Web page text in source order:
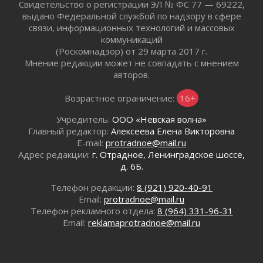
Пик топливного кризиса в Ленинградской
области прошёл
29 июля 2026
Ленобласть вошла в двадцатку лидеров по
освещению нацпроектов в СМИ
29 июля 2026
Легкоатлеты Ленинградской области вошли в
пятерку сильнейших на Первенстве России
Сотрудница почты в Кингисеппе
инсценировала пожар после кражи почти
полумиллиона рублей
29 июля 2026
штрафов на 17 миллионов рублей за сброс
29 июля 2026
Региональная сеть контейнерных площадок
Свидетельство о регистрации ЭЛ № ФС 77 — 69222,
выдано Федеральной службой по надзору в сфере
связи, информационных технологий и массовых
коммуникаций
(Роскомнадзор) от 29 марта 2017 г.
Мнение редакции может не совпадать с мнением
авторов.
Возрастное ограничение: 16+
Учредитель: ООО «Невская волна»
Главный редактор: Алексеева Елена Викторовна
E-mail: protradnoe@mail.ru
Адрес редакции: г. Отрадное, Ленинградское шоссе,
д. 6Б.
Телефон редакции: 8 (921) 920-40-91
Email: protradnoe@mail.ru
Телефон рекламного отдела: 8 (964) 331-96-31
Email: reklamaprotradnoe@mail.ru